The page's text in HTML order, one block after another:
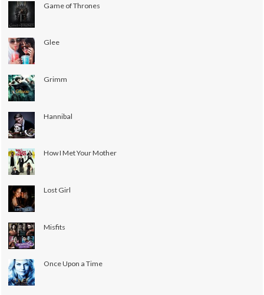
Game of Thrones
Glee
Grimm
Hannibal
How I Met Your Mother
Lost Girl
Misfits
Once Upon a Time